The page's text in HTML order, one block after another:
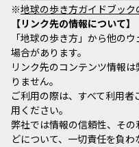
※地球の歩き方ガイドブッ
リンク先の情報について
「地球の歩き方」から他の
場合があります。
リンク先のコンテンツ情報
りません。
ご利用の際は、すべて利用
用ください。
弊社では情報の信頼性、そ
どについて、一切責任を負わ